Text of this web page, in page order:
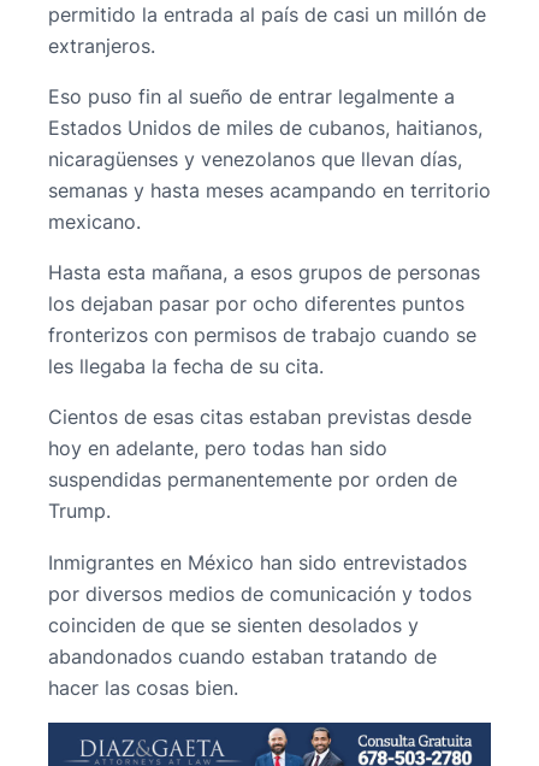
permitido la entrada al país de casi un millón de
extranjeros.
Eso puso fin al sueño de entrar legalmente a
Estados Unidos de miles de cubanos, haitianos,
nicaragüenses y venezolanos que llevan días,
semanas y hasta meses acampando en territorio
mexicano.
Hasta esta mañana, a esos grupos de personas
los dejaban pasar por ocho diferentes puntos
fronterizos con permisos de trabajo cuando se
les llegaba la fecha de su cita.
Cientos de esas citas estaban previstas desde
hoy en adelante, pero todas han sido
suspendidas permanentemente por orden de
Trump.
Inmigrantes en México han sido entrevistados
por diversos medios de comunicación y todos
coinciden de que se sienten desolados y
abandonados cuando estaban tratando de
hacer las cosas bien.